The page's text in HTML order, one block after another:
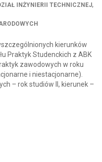
INŻYNIERII TECHNICZNEJ,
kierunków
Praktyk Studenckich z ABK
zawodowych w roku
i niestacjonarne).
– rok studiów II, kierunek –